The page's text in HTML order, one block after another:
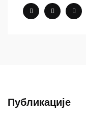
Публикације